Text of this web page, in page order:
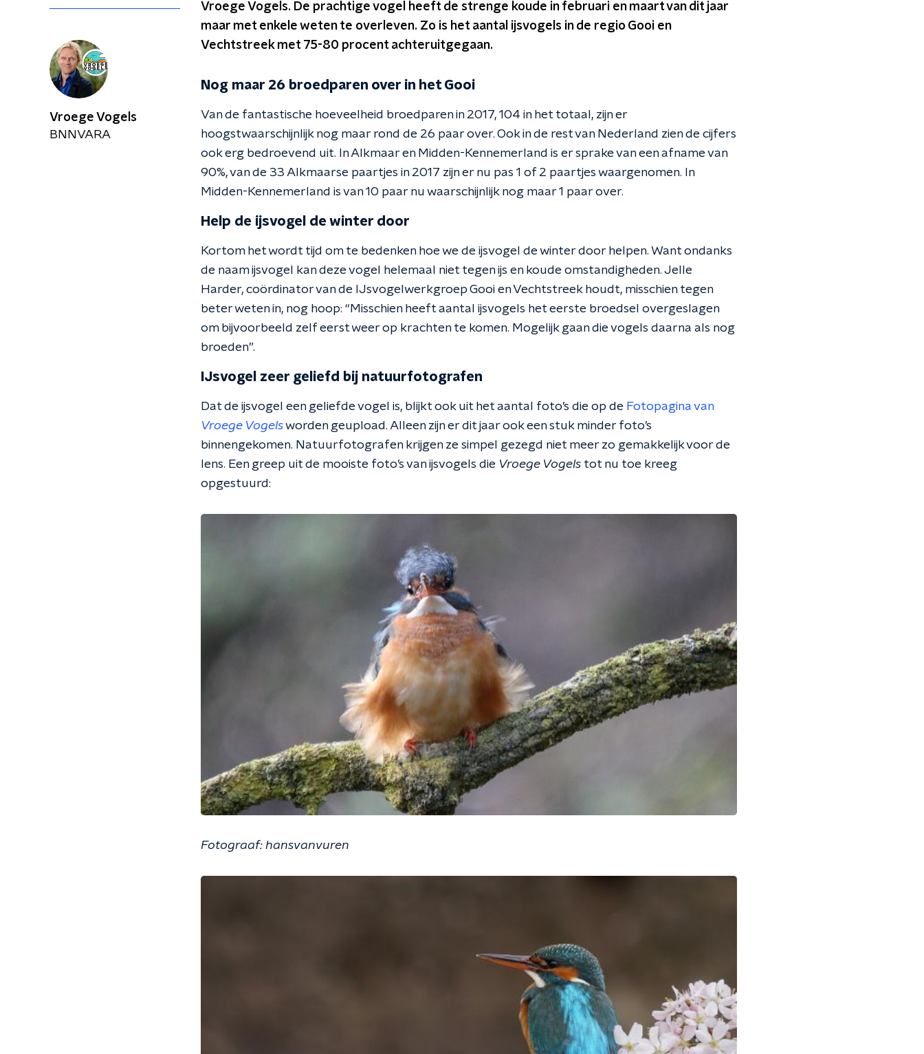
Vroege Vogels. De prachtige vogel heeft de strenge koude in februari en maart van dit jaar
maar met enkele weten te overleven. Zo is het aantal ijsvogels in de regio Gooi en
Vechtstreek met 75-80 procent achteruitgegaan.
Nog maar 26 broedparen over in het Gooi
Van de fantastische hoeveelheid broedparen in 2017, 104 in het totaal, zijn er
hoogstwaarschijnlijk nog maar rond de 26 paar over. Ook in de rest van Nederland zien de cijfers
ook erg bedroevend uit. In Alkmaar en Midden-Kennemerland is er sprake van een afname van
90%, van de 33 Alkmaarse paartjes in 2017 zijn er nu pas 1 of 2 paartjes waargenomen. In
Midden-Kennemerland is van 10 paar nu waarschijnlijk nog maar 1 paar over.
Help de ijsvogel de winter door
Kortom het wordt tijd om te bedenken hoe we de ijsvogel de winter door helpen. Want ondanks
de naam ijsvogel kan deze vogel helemaal niet tegen ijs en koude omstandigheden. Jelle
Harder, coördinator van de IJsvogelwerkgroep Gooi en Vechtstreek houdt, misschien tegen
beter weten in, nog hoop: “Misschien heeft aantal ijsvogels het eerste broedsel overgeslagen
om bijvoorbeeld zelf eerst weer op krachten te komen. Mogelijk gaan die vogels daarna als nog
broeden”.
IJsvogel zeer geliefd bij natuurfotografen
Dat de ijsvogel een geliefde vogel is, blijkt ook uit het aantal foto’s die op de Fotopagina van
Vroege Vogelsworden geupload. Alleen zijn er dit jaar ook een stuk minder foto’s
binnengekomen. Natuurfotografen krijgen ze simpel gezegd niet meer zo gemakkelijk voor de
lens. Een greep uit de mooiste foto’s van ijsvogels die Vroege Vogels tot nu toe kreeg
opgestuurd:
Fotograaf: hansvanvuren
Vroege Vogels
BNNVARA